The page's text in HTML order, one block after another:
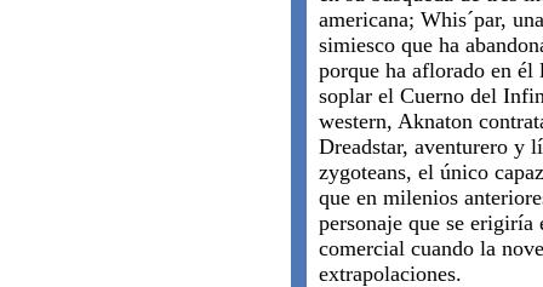
americana; Whis´par,
simiesco que ha
porque ha aflorado en él
soplar el Cuerno del
western, Aknaton
Dreadstar, aventurero y
zygoteans, el único
que en milenios
personaje que se
comercial cuando la
extrapolaciones.